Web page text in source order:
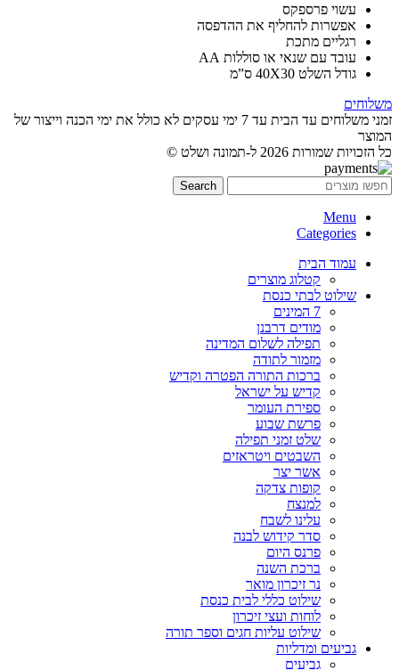
עשוי פרספקס
אפשרות להחליף את ההדפסה
רגליים מתכת
עובד עם שנאי או סוללות AA
גודל השלט 40X30 ס”מ
משלוחים
זמני משלוחים עד הבית עד 7 ימי עסקים לא כולל את ימי הכנה וייצור של
המוצר
כל הזכויות שמורות 2026 ל-תמונה ושלט ©
Search
Menu
Categories
עמוד הבית
קטלוג מוצרים
שילוט לבתי כנסת
7 המינים
מודים דרבנן
תפילה לשלום המדינה
מזמור לתודה
ברכות התורה הפטרה וקדיש
קדיש על ישראל
ספירת העומר
פרשת שבוע
שלט זמני תפילה
השבטים ויטראזים
אשר יצר
קופות צדקה
למנצח
עלינו לשבח
סדר קידוש לבנה
פרנס היום
ברכת השנה
נר זיכרון מואר
שילוט כללי לבית כנסת
לוחות ועצי זיכרון
שילוט עליות חגים וספר תורה
גביעים ומדליות
גביעים